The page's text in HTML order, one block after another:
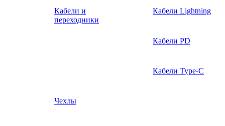
Кабели и
переходники
Кабели Lightning
Кабели PD
Кабели Type-C
Чехлы